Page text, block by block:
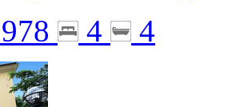
978 4 4